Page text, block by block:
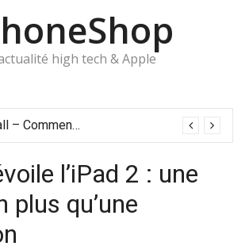
high tech & Apple
OneFootball – Comment suivre le foot sur un iPhone
l’iPad 2 : une
plus qu’une